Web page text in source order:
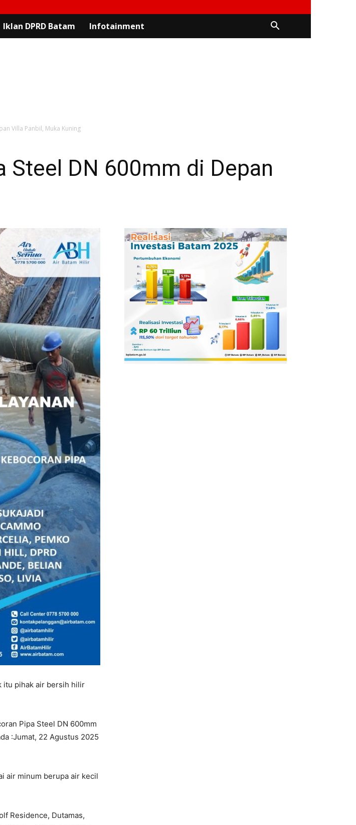
Iklan DPRD Batam Infotainment
Villa Panbil, Muka Kuning
Steel DN 600mm di Depan
itu pihak air bersih hilir
Pipa Steel DN 600mm
:Jumat, 22 Agustus 2025
air minum berupa air kecil
Residence, Dutamas,